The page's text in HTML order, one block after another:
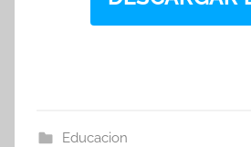
Educacion